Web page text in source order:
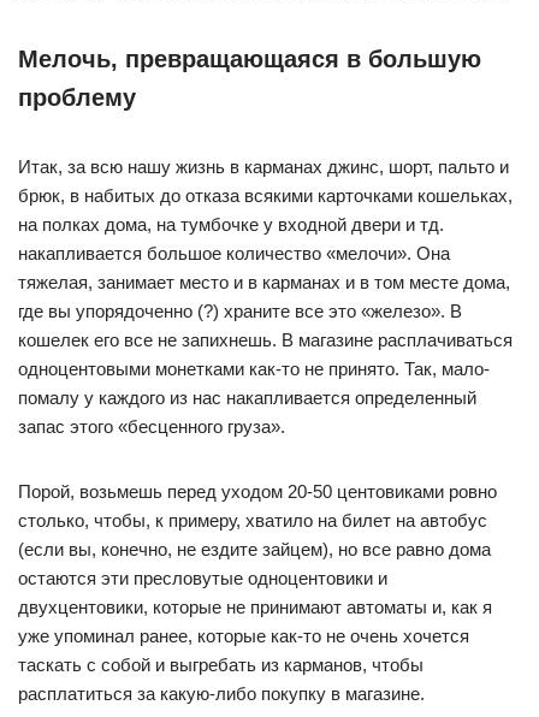
Мелочь, превращающаяся в большую
проблему
Итак, за всю нашу жизнь в карманах джинс, шорт, пальто и
брюк, в набитых до отказа всякими карточками кошельках,
на полках дома, на тумбочке у входной двери и тд.
накапливается большое количество «мелочи». Она
тяжелая, занимает место и в карманах и в том месте дома,
где вы упорядоченно (?) храните все это «железо». В
кошелек его все не запихнешь. В магазине расплачиваться
одноцентовыми монетками как-то не принято. Так, мало-
помалу у каждого из нас накапливается определенный
запас этого «бесценного груза».
Порой, возьмешь перед уходом 20-50 центовиками ровно
столько, чтобы, к примеру, хватило на билет на автобус
(если вы, конечно, не ездите зайцем), но все равно дома
остаются эти пресловутые одноцентовики и
двухцентовики, которые не принимают автоматы и, как я
уже упоминал ранее, которые как-то не очень хочется
таскать с собой и выгребать из карманов, чтобы
расплатиться за какую-либо покупку в магазине.